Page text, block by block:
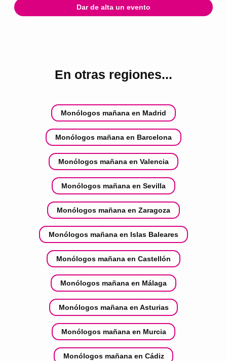
Dar de alta un evento
En otras regiones...
Monólogos mañana en Madrid
Monólogos mañana en Barcelona
Monólogos mañana en Valencia
Monólogos mañana en Sevilla
Monólogos mañana en Zaragoza
Monólogos mañana en Islas Baleares
Monólogos mañana en Castellón
Monólogos mañana en Málaga
Monólogos mañana en Asturias
Monólogos mañana en Murcia
Monólogos mañana en Cádiz